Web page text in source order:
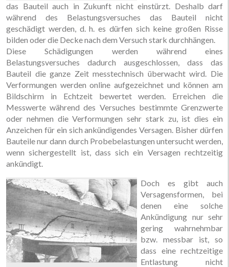
das Bauteil auch in Zukunft nicht einstürzt. Deshalb darf
während des Belastungsversuches das Bauteil nicht
geschädigt werden, d. h. es dürfen sich keine großen Risse
bilden oder die Decke nach dem Versuch stark durchhängen.
Diese Schädigungen werden während eines
Belastungsversuches dadurch ausgeschlossen, dass das
Bauteil die ganze Zeit messtechnisch überwacht wird. Die
Verformungen werden online aufgezeichnet und können am
Bildschirm in Echtzeit bewertet werden. Erreichen die
Messwerte während des Versuches bestimmte Grenzwerte
oder nehmen die Verformungen sehr stark zu, ist dies ein
Anzeichen für ein sich ankündigendes Versagen. Bisher dürfen
Bauteile nur dann durch Probebelastungen untersucht werden,
wenn sichergestellt ist, dass sich ein Versagen rechtzeitig
ankündigt.
Doch es gibt auch
Versagensformen, bei
denen eine solche
Ankündigung nur sehr
gering wahrnehmbar
bzw. messbar ist, so
dass eine rechtzeitige
Entlastung nicht